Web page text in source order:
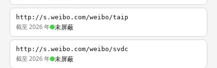
http://s.weibo.com/weibo/taip
截至 2026 年 未屏蔽
http://s.weibo.com/weibo/svdc
截至 2026 年 未屏蔽